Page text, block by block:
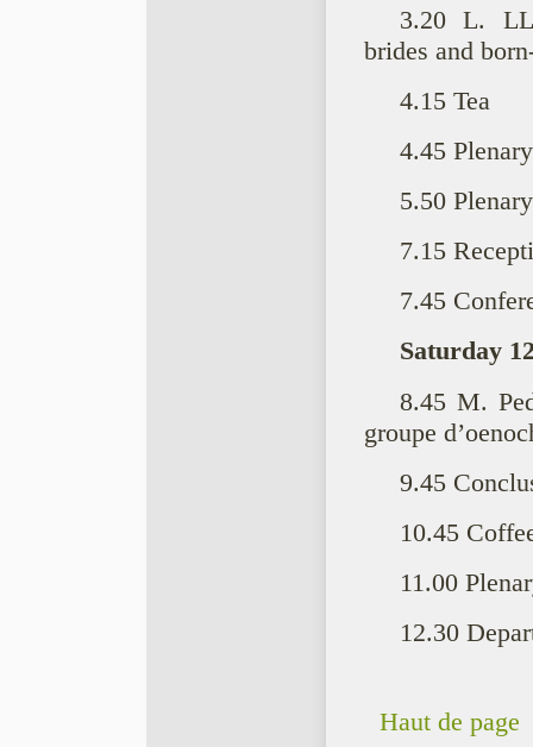
3.20 L.
brides and
4.15 Tea
4.45
5.50
7.15
7.45
Saturday
8.45 M.
groupe
9.45
10.45
11.00
12.30
Haut de page